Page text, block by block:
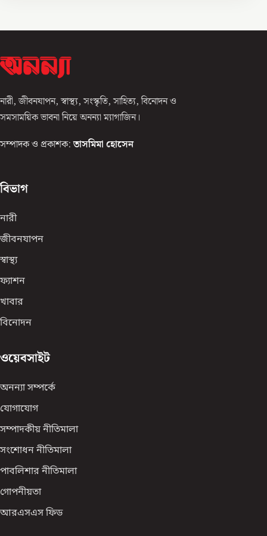
নারী, জীবনযাপন, স্বাস্থ্য, সংস্কৃতি, সাহিত্য, বিনোদন ও
সমসাময়িক ভাবনা নিয়ে অনন্যা ম্যাগাজিন।
সম্পাদক ও প্রকাশক: তাসমিমা হোসেন
বিভাগ
নারী
জীবনযাপন
স্বাস্থ্য
ফ্যাশন
খাবার
বিনোদন
ওয়েবসাইট
অনন্যা সম্পর্কে
যোগাযোগ
সম্পাদকীয় নীতিমালা
সংশোধন নীতিমালা
পাবলিশার নীতিমালা
গোপনীয়তা
আরএসএস ফিড